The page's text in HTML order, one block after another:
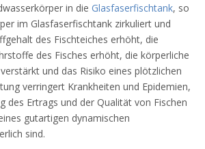
in die Glasfaserfischtank, so
im Glasfaserfischtank zirkuliert und
des Fischteiches erhöht, die
des Fisches erhöht, die körperliche
und das Risiko eines plötzlichen
verringert Krankheiten und Epidemien,
des Ertrags und der Qualität von Fischen
gutartigen dynamischen
sind.